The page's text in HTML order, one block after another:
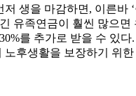
생을 마감하면, 이른
유족연금이 훨씬 많으
를 추가로 받을 수 있
후생활을 보장하기 위